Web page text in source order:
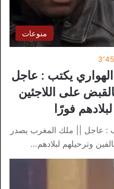
منوعات
يكتب : عاجل
على اللاجئين
فورًا
: عاجل || ملك المغرب يصدر
وترحيلهم لبلادهم…